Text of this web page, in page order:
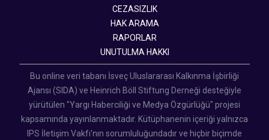
CEZASIZLIK
HAK ARAMA
RAPORLAR
UNUTULMA HAKKI
Bu online veri tabanı İsveç Uluslararası Kalkınma İşbirliği
Ajansı (SIDA) ve Heinrich Böll Stiftung Derneği desteğiyle
yürütülen "Yargı Haberciliği ve Medya Özgürlüğü" projesi
kapsamında yayınlanmaktadır. Kütüphanenin içeriği yalnızca
IPS İletişim Vakfı'nın sorumluluğundadır ve hiçbir biçimde